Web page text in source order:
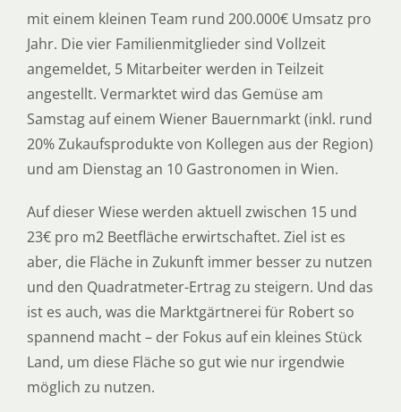
mit einem kleinen Team rund 200.000€ Umsatz pro
Jahr. Die vier Familienmitglieder sind Vollzeit
angemeldet, 5 Mitarbeiter werden in Teilzeit
angestellt. Vermarktet wird das Gemüse am
Samstag auf einem Wiener Bauernmarkt (inkl. rund
20% Zukaufsprodukte von Kollegen aus der Region)
und am Dienstag an 10 Gastronomen in Wien.
Auf dieser Wiese werden aktuell zwischen 15 und
23€ pro m2 Beetfläche erwirtschaftet. Ziel ist es
aber, die Fläche in Zukunft immer besser zu nutzen
und den Quadratmeter-Ertrag zu steigern. Und das
ist es auch, was die Marktgärtnerei für Robert so
spannend macht – der Fokus auf ein kleines Stück
Land, um diese Fläche so gut wie nur irgendwie
möglich zu nutzen.